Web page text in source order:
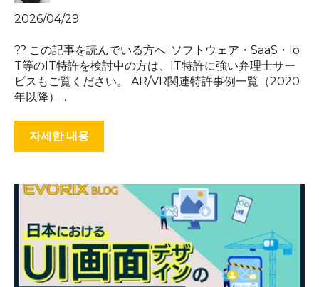
2026/04/29
?? この記事を読んでいる方へ: ソフトウェア・SaaS・Io
T等のIT特許を検討中の方は、IT特許に強い弁理士サー
ビスもご覧ください。 AR/VR関連特許事例一覧（2020
年以降）...
자세한 내용